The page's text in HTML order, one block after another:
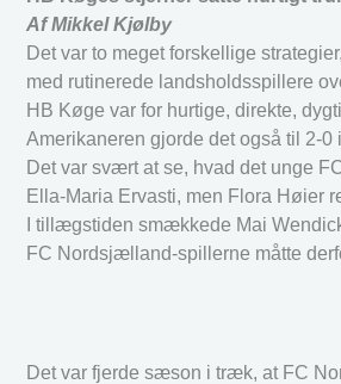
Af Mikkel Kjølby
Det var to meget forskellige
med rutinerede landsholdsspillere
HB Køge var for hurtige, direkte,
Amerikaneren gjorde det også til 2-0
Det var svært at se, hvad det unge
Ella-Maria Ervasti, men Flora Høier
I tillægstiden smækkede Mai
FC Nordsjælland-spillerne måtte
Det var fjerde sæson i træk, at FC